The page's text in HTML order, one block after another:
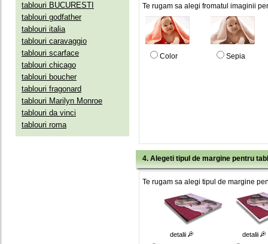
tablouri BUCURESTI
tablouri godfather
tablouri italia
tablouri caravaggio
tablouri scarface
tablouri chicago
tablouri boucher
tablouri fragonard
tablouri Marilyn Monroe
tablouri da vinci
tablouri roma
Te rugam sa alegi fromatul imaginii
Color Sepia
4. Alegeti tipul de margine pentru
Te rugam sa alegi tipul de margine
detalii detalii